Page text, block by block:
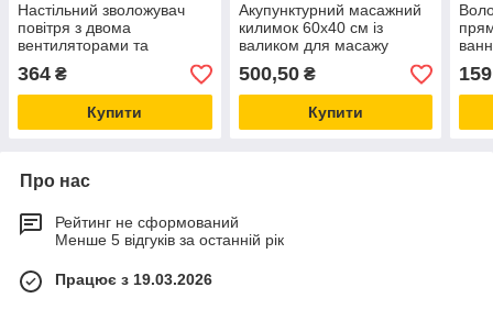
Настільний зволожувач
повітря з двома
вентиляторами та
підсвіткою LED Double-
Ended Spray Fan 280 мл
364 ₴
Купити
Акупунктурний масажний
килимок 60х40 см із
валиком для масажу
спини 36х13
500,50₴
Купити
Про нас
Рейтинг не сформований
Менше 5 відгуків за останній рік
Працює з 19.03.2026